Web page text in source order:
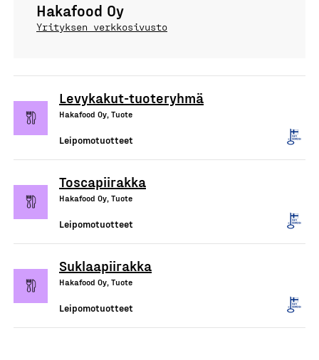
Hakafood Oy
Yrityksen verkkosivusto
Levykakut-tuoteryhmä
Hakafood Oy, Tuote
Leipomotuotteet
Toscapiirakka
Hakafood Oy, Tuote
Leipomotuotteet
Suklaapiirakka
Hakafood Oy, Tuote
Leipomotuotteet